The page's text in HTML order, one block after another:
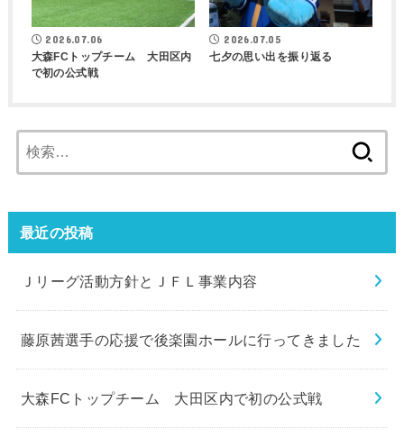
2026.07.06
大森FCトップチーム 大田区内
で初の公式戦
2026.07.05
七夕の思い出を振り返る
索:
最近の投稿
Ｊリーグ活動方針とＪＦＬ事業内容
藤原茜選手の応援で後楽園ホールに行ってきました
大森FCトップチーム 大田区内で初の公式戦